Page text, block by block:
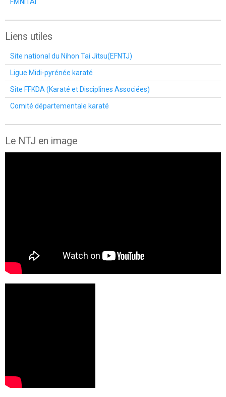
Liens utiles
Site national du Nihon Tai Jitsu(EFNTJ)
Ligue Midi-pyrénée karaté
Site FFKDA (Karaté et Disciplines Associées)
Comité départementale karaté
Le NTJ en image